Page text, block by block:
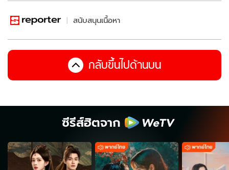
สนับสนุนเนื้อหา
กลับขึ้นไปด้านบน
ซีรีส์ฮิตจาก